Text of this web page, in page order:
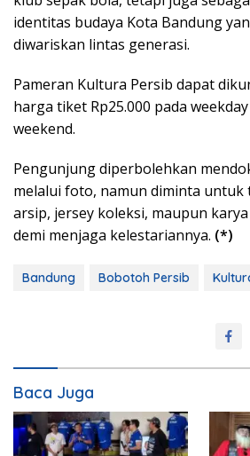
identitas budaya Kota Bandung
diwariskan lintas generasi.
Pameran Kultura Persib dapat
harga tiket Rp25.000 pada
weekend.
Pengunjung diperbolehkan
melalui foto, namun diminta untuk
arsip, jersey koleksi, maupun
demi menjaga kelestariannya. (*)
Bandung Bobotoh Persib
Baca Juga